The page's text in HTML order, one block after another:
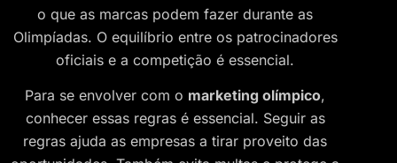
o que as marcas podem fazer durante as
Olimpíadas. O equilíbrio entre os patrocinadores
oficiais e a competição é essencial.
Para se envolver com o marketing olímpico,
conhecer essas regras é essencial. Seguir as
regras ajuda as empresas a tirar proveito das